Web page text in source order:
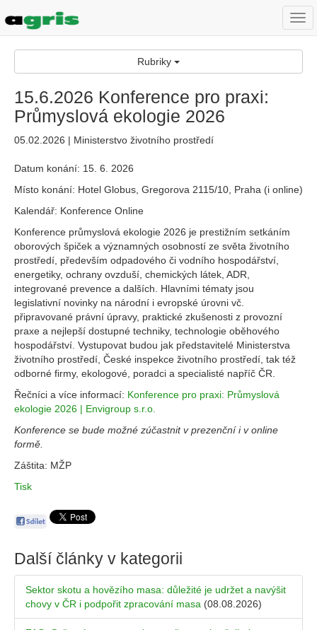
Rubriky
15.6.2026 Konference pro praxi:
Průmyslová ekologie 2026
05.02.2026 | Ministerstvo životního prostředí
Datum konání: 15. 6. 2026
Místo konání: Hotel Globus, Gregorova 2115/10, Praha (i online)
Kalendář: Konference Online
Konference průmyslová ekologie 2026 je prestižním setkáním
oborových špiček a významných osobností ze světa životního
prostředí, především odpadového či vodního hospodářství,
energetiky, ochrany ovzduší, chemických látek, ADR,
integrované prevence a dalších. Hlavními tématy jsou
legislativní novinky na národní i evropské úrovni vč.
připravované právní úpravy, praktické zkušenosti z provozní
praxe a nejlepší dostupné techniky, technologie oběhového
hospodářství. Vystupovat budou jak představitelé Ministerstva
životního prostředí, České inspekce životního prostředí, tak též
odborné firmy, ekologové, poradci a specialisté napříč ČR.
Řečníci a více informací: Konference pro praxi: Průmyslová
ekologie 2026 | Envigroup s.r.o.
Konference se bude možné zúčastnit v prezenční i v online
formě.
Záštita: MŽP
Tisk
Další články v kategorii
Sektor skotu a hovězího masa: důležité je udržet a navýšit
chovy v ČR i podpořit zpracování masa (08.08.2026)